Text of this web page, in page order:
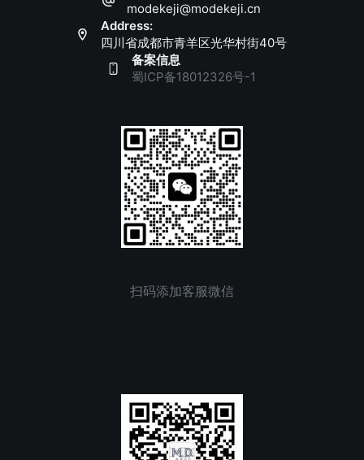
modekeji@modekeji.cn
Address:
四川省成都市青羊区光华村街40号
备案信息
蜀ICP备18012326号-1
扫码添加客服微信